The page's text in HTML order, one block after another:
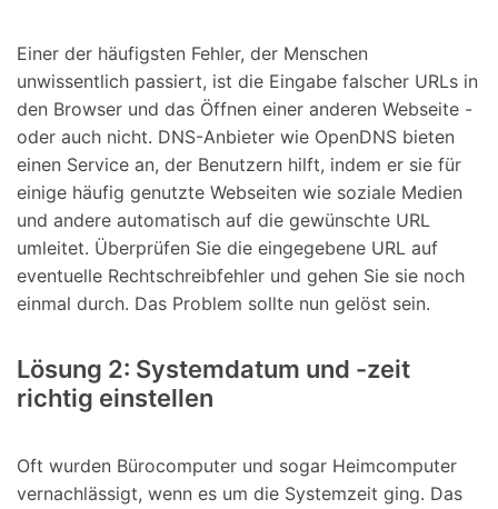
Einer der häufigsten Fehler, der Menschen
unwissentlich passiert, ist die Eingabe falscher URLs in
den Browser und das Öffnen einer anderen Webseite -
oder auch nicht. DNS-Anbieter wie OpenDNS bieten
einen Service an, der Benutzern hilft, indem er sie für
einige häufig genutzte Webseiten wie soziale Medien
und andere automatisch auf die gewünschte URL
umleitet. Überprüfen Sie die eingegebene URL auf
eventuelle Rechtschreibfehler und gehen Sie sie noch
einmal durch. Das Problem sollte nun gelöst sein.
Lösung 2: Systemdatum und -zeit
richtig einstellen
Oft wurden Bürocomputer und sogar Heimcomputer
vernachlässigt, wenn es um die Systemzeit ging. Das